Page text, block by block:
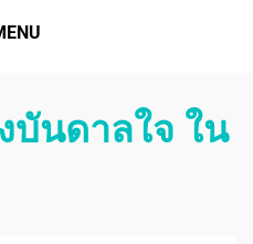
บันดาลใจ ใน